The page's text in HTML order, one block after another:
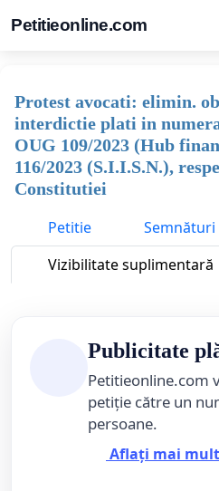
Petitieonline.com
Protest avocati: elimin.
interdictie plati in
OUG 109/2023 (Hub
116/2023 (S.I.I.S.N.),
Constitutiei
Petitie
Semnături
Vizibilitate suplimentară
Publicitate
Petitieonline.com
petiție către un
persoane.
Aflați mai